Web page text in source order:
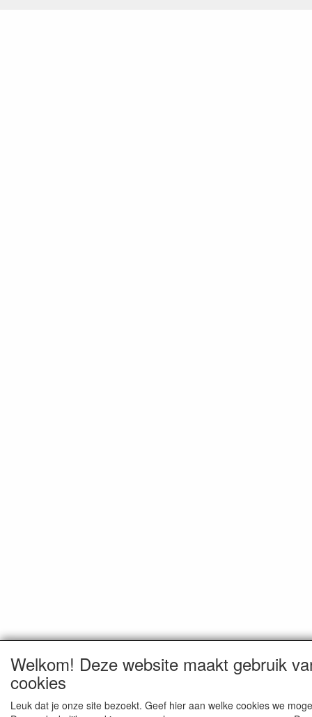
Welkom! Deze website maakt gebruik
cookies
Leuk dat je onze site bezoekt. Geef hier aan welke cookies we